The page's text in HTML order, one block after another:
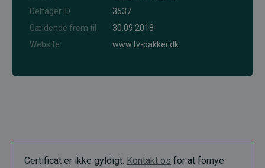
Deltager ID
3537
Gældende frem til
30.09.2018
Website
www.tv-pakker.dk
Certificat er ikke gyldigt. Kontakt os for at fornye